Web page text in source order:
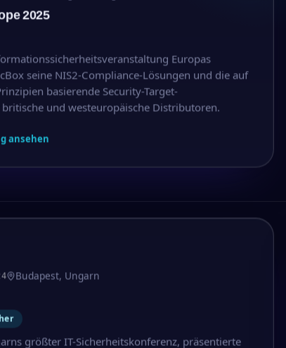
2025
Europas
seine NIS2-Compliance-Lösungen und die auf
basierende Security-Target-
und westeuropäische Distributoren.
ansehen
Budapest, Ungarn
größter IT-Sicherheitskonferenz, präsentierte